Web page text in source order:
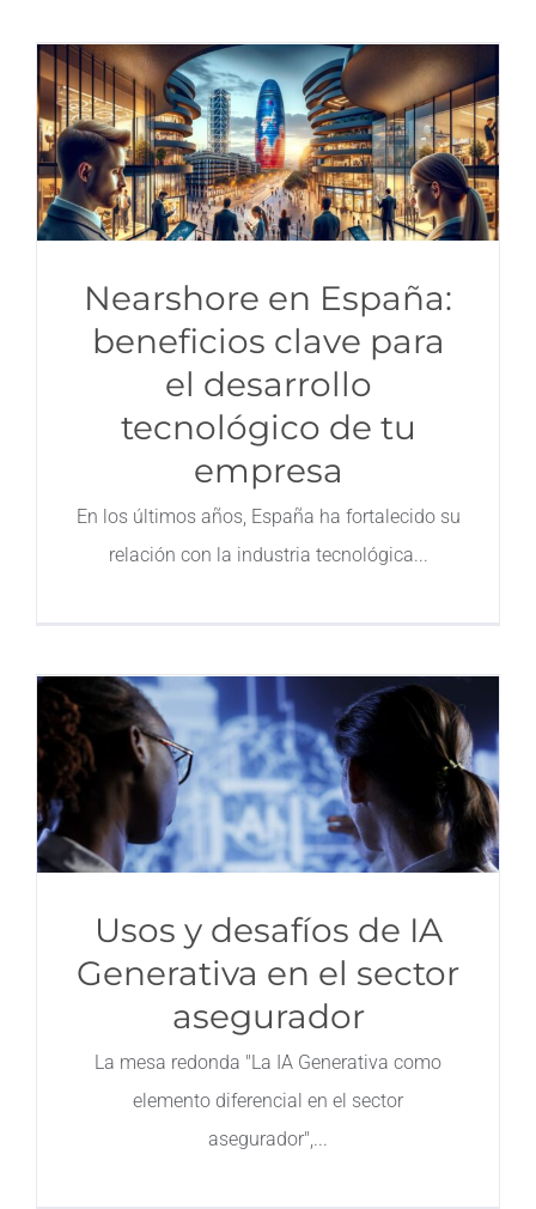
Nearshore en España:
beneficios clave para
el desarrollo
tecnológico de tu
empresa
En los últimos años, España ha fortalecido su
relación con la industria tecnológica
Usos y desafíos de IA
Generativa en el sector
asegurador
La mesa redonda "La IA Generativa como
elemento diferencial en el sector
asegurador",